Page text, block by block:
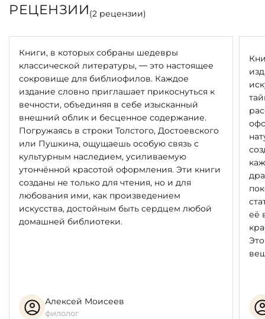
РЕЦЕНЗИИ(2 рецензии)
Книги, в которых собраны шедевры
классической литературы, — это настоящее
сокровище для библиофилов. Каждое
издание словно приглашает прикоснуться к
вечности, объединяя в себе изысканный
внешний облик и бесценное содержание.
Погружаясь в строки Толстого, Достоевского
или Пушкина, ощущаешь особую связь с
культурным наследием, усиливаемую
утончённой красотой оформления. Эти книги
созданы не только для чтения, но и для
любования ими, как произведением
искусства, достойным быть сердцем любой
домашней библиотеки.
Алексей Моисеев
филолог
её